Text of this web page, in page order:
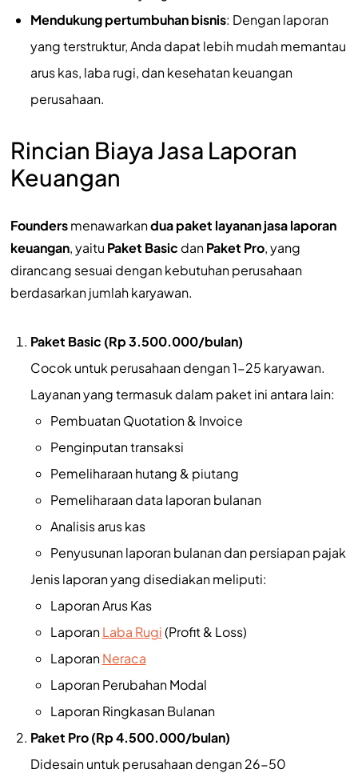
Mendukung pertumbuhan bisnis: Dengan laporan
yang terstruktur, Anda dapat lebih mudah memantau
arus kas, laba rugi, dan kesehatan keuangan
perusahaan.
Rincian Biaya Jasa Laporan
Keuangan
Foundersmenawarkandua paket layanan jasa laporan
keuangan, yaitu Paket Basic danPaket Pro, yang
dirancang sesuai dengan kebutuhan perusahaan
berdasarkan jumlah karyawan.
Paket Basic (Rp 3.500.000/bulan)
Cocok untuk perusahaan dengan 1-25 karyawan.
Layanan yang termasuk dalam paket ini antara lain:
Pembuatan Quotation & Invoice
Penginputan transaksi
Pemeliharaan hutang & piutang
Pemeliharaan data laporan bulanan
Analisis arus kas
Penyusunan laporan bulanan dan persiapan pajak
Jenis laporan yang disediakan meliputi:
Laporan Arus Kas
LaporanLaba Rugi(Profit & Loss)
LaporanNeraca
Laporan Perubahan Modal
Laporan Ringkasan Bulanan
Paket Pro (Rp 4.500.000/bulan)
Didesain untuk perusahaan dengan 26-50